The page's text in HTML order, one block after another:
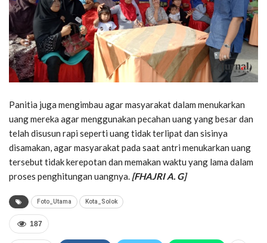
Panitia juga mengimbau agar masyarakat dalam menukarkan
uang mereka agar menggunakan pecahan uang yang besar dan
telah disusun rapi seperti uang tidak terlipat dan sisinya
disamakan, agar masyarakat pada saat antri menukarkan uang
tersebut tidak kerepotan dan memakan waktu yang lama dalam
proses penghitungan uangnya. [FHAJRI A. G]
Foto_Utama Kota_Solok
187